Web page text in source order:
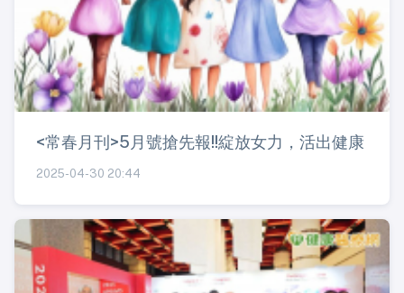
<常春月刊>5月號搶先報!!綻放女力，活出健康
2025-04-30 20:44